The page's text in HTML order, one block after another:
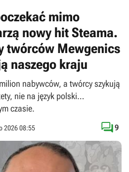
mimo
nowy hit Steama.
twórców Mewgenics
naszego kraju
nabywców, a twórcy szykują
nie na język polski…
czasie.
2026 08:55 9